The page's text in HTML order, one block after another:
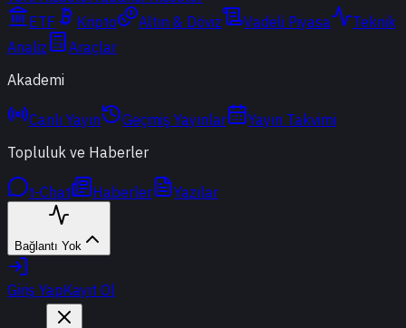
ETF
Kripto Altın & Döviz Vadeli Piyasa
Teknik
Analiz
Araçlar
Akademi
Canlı Yayın Geçmiş Yayınlar
Yayın Takvimi
Topluluk ve Haberler
t-Chat Haberler Yazılar
Bağlantı Yok
Giriş YapKayıt Ol